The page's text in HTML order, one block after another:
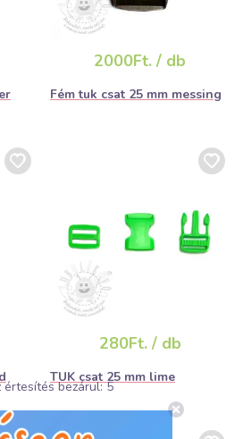
2000Ft. / db
Fém tuk csat 25 mm messing
280Ft. / db
TUK csat 25 mm lime
értesítés bezárul:5